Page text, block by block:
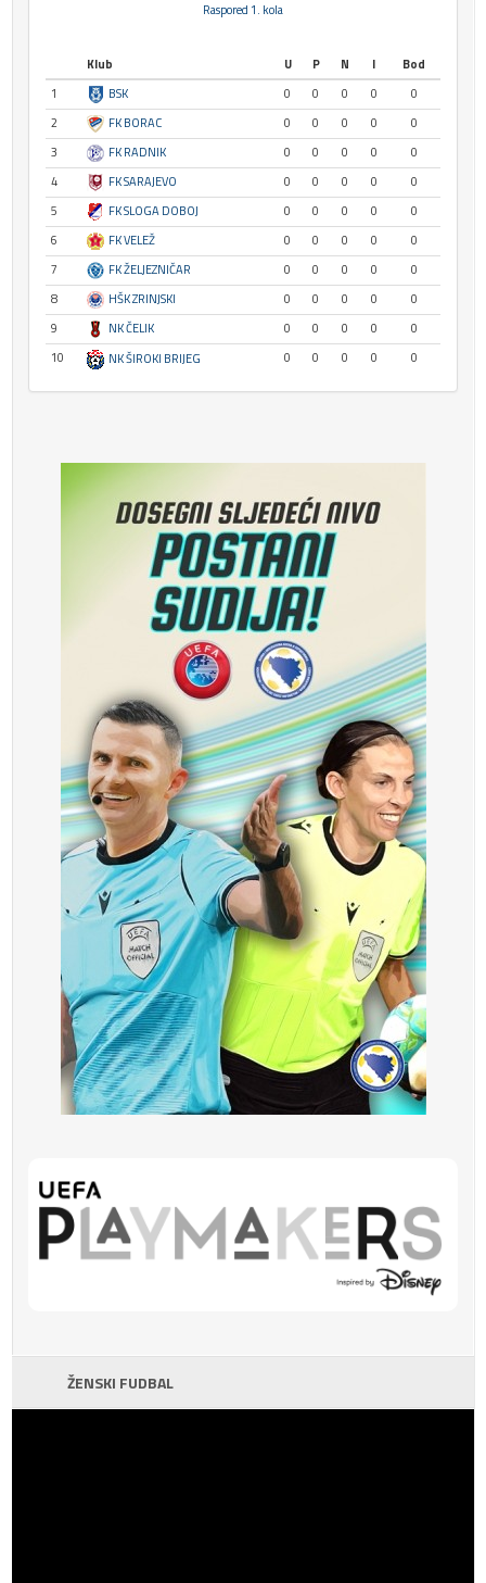
Raspored 1. kola
Klub U P N I
Bod
1
BSK 0 0 0 0
0
2
FK BORAC 0 0 0 0
0
3
FK RADNIK 0 0 0 0
0
4
FK SARAJEVO 0 0 0 0
0
5
FK SLOGA DOBOJ 0 0 0 0
0
6
FK VELEŽ 0 0 0 0
0
7
FK ŽELJEZNIČAR 0 0 0 0
0
8
HŠK ZRINJSKI 0 0 0 0
0
9
NK ČELIK 0 0 0 0
0
10
NK ŠIROKI BRIJEG 0 0 0 0 0
ŽENSKI FUDBAL